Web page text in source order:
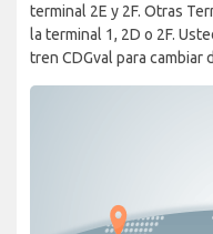
terminal 2E y 2F. Otras
la terminal 1, 2D o 2F.
tren CDGval para cambiar